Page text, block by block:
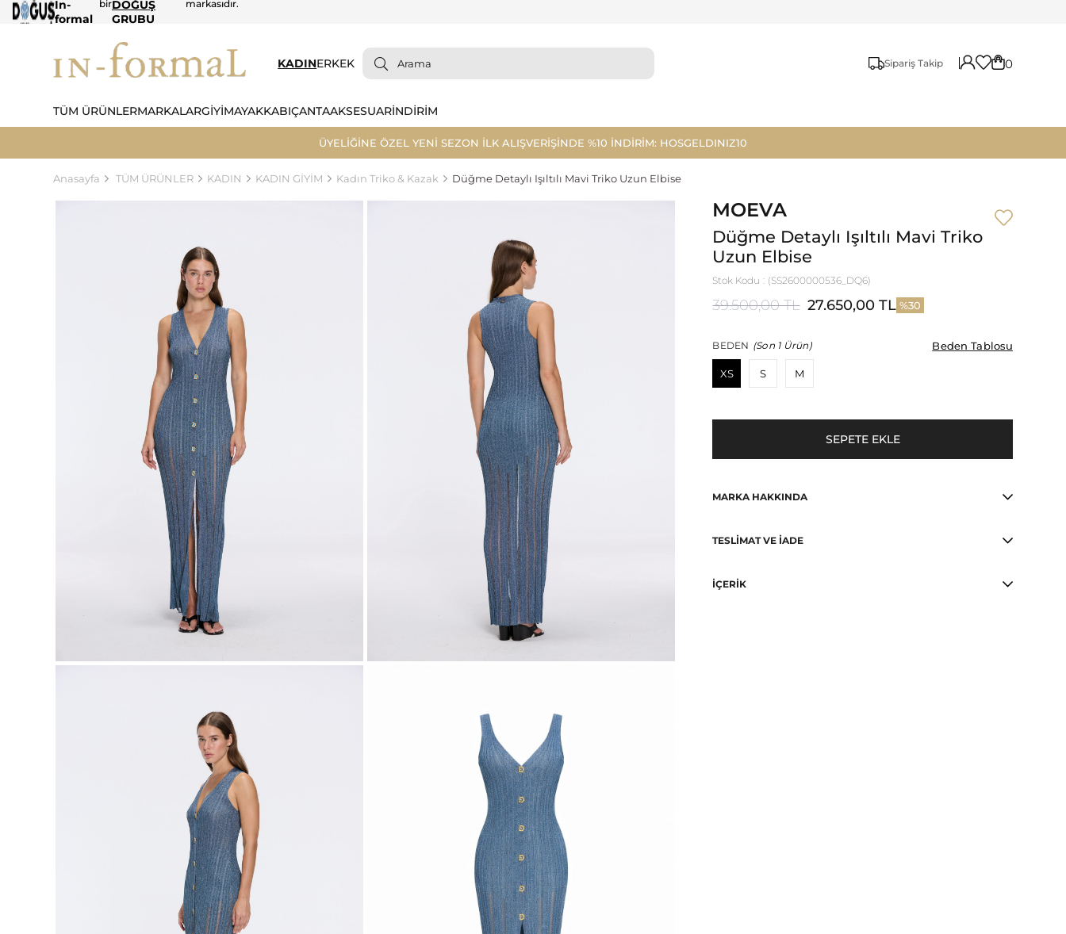
In-
formal
birDOĞUŞ
GRUBU
markasıdır.
KADINERKEK Sipariş Takip 0
TÜM ÜRÜNLERMARKALARGİYİMAYAKKABIÇANTAAKSESUARİNDİRİM
ÜYELİĞİNE ÖZEL YENİ SEZON İLK ALIŞVERİŞİNDE %10 İNDİRİM: HOSGELDINIZ10
Anasayfa TÜM ÜRÜNLER KADIN KADIN GİYİM Kadın Triko & Kazak Düğme Detaylı Işıltılı Mavi Triko Uzun Elbise
MOEVA
Düğme Detaylı Işıltılı Mavi Triko
Uzun Elbise
Stok Kodu (SS2600000536_DQ6)
39.500,00 TL 27.650,00 TL 30
BEDEN (Son 1 Ürün) Beden Tablosu
Beden Tablosu
XS S M
MARKA HAKKINDA
TESLIMAT VE İADE
İÇERIK